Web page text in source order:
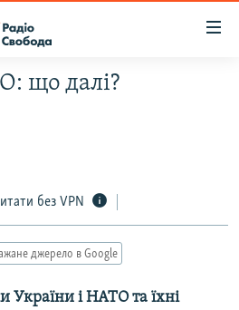
що далі?
без VPN
джерело в Google
України і НАТО та їхні